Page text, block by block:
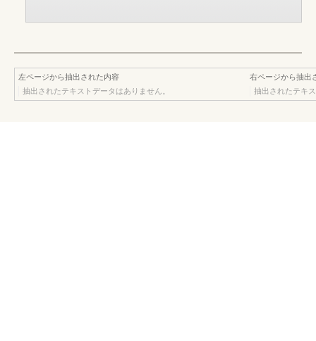
左ページから抽出された内容
抽出されたテキストデータはありません。
右ページから抽出
抽出されたテキ